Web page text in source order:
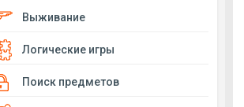
Выживание
Логические игры
Поиск предметов